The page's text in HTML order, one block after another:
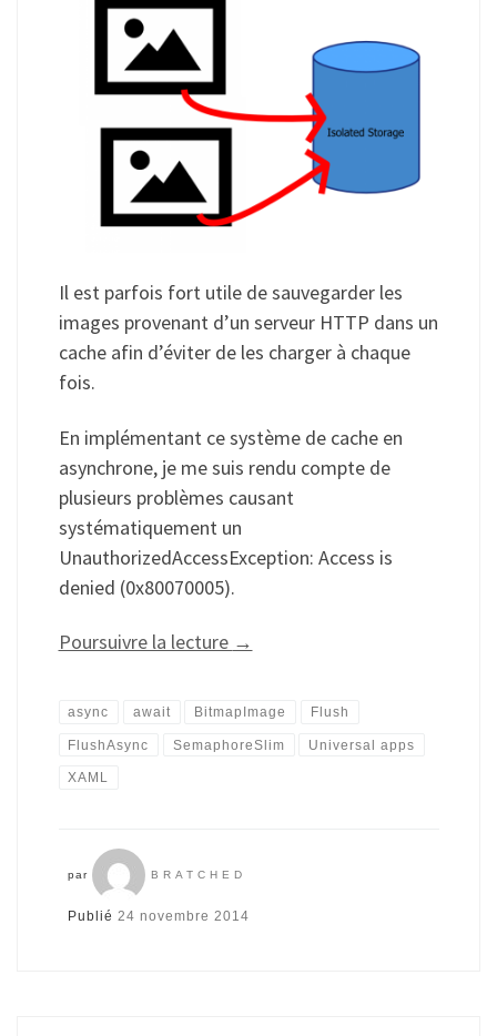
Il est parfois fort utile de sauvegarder les
images provenant d’un serveur HTTP dans un
cache afin d’éviter de les charger à chaque
fois.
En implémentant ce système de cache en
asynchrone, je me suis rendu compte de
plusieurs problèmes causant
systématiquement un
UnauthorizedAccessException: Access is
denied (0x80070005).
Poursuivre la lecture →
async await BitmapImage Flush
FlushAsync SemaphoreSlim Universal apps
XAML
par BRATCHED
Publié 24 novembre 2014